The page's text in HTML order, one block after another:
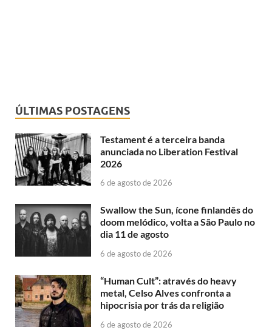
ÚLTIMAS POSTAGENS
Testament é a terceira banda
anunciada no Liberation Festival
2026
6 de agosto de 2026
Swallow the Sun, ícone finlandês do
doom melódico, volta a São Paulo no
dia 11 de agosto
6 de agosto de 2026
“Human Cult”: através do heavy
metal, Celso Alves confronta a
hipocrisia por trás da religião
6 de agosto de 2026